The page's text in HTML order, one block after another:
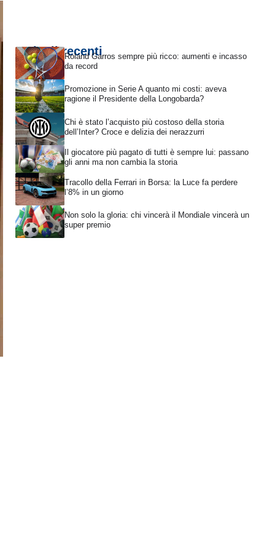
Articoli recentiRoland Garros sempre più ricco: aumenti e incasso
da record
Promozione in Serie A quanto mi costi: aveva
ragione il Presidente della Longobarda?
Chi è stato l’acquisto più costoso della storia
dell’Inter? Croce e delizia dei nerazzurri
Il giocatore più pagato di tutti è sempre lui: passano
gli anni ma non cambia la storia
Tracollo della Ferrari in Borsa: la Luce fa perdere
l’8% in un giorno
Non solo la gloria: chi vincerà il Mondiale vincerà un
super premio